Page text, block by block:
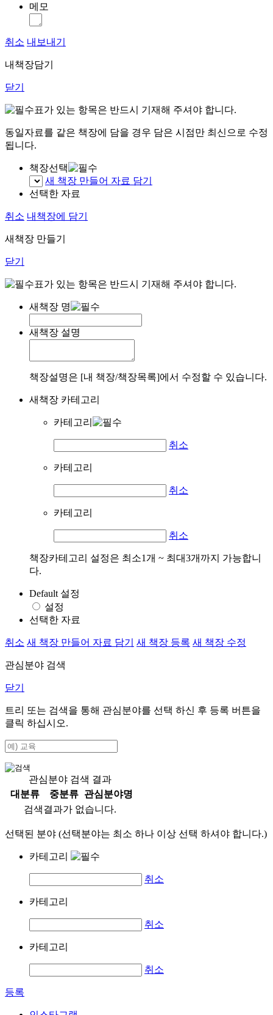
메모
취소 내보내기
내책장담기
닫기
표가 있는 항목은 반드시 기재해 주셔야 합니다.
동일자료를 같은 책장에 담을 경우 담은 시점만 최신으로 수정
됩니다.
책장선택
새 책장 만들어 자료 담기
선택한 자료
취소 내책장에 담기
새책장 만들기
닫기
표가 있는 항목은 반드시 기재해 주셔야 합니다.
새책장 명
새책장 설명
책장설명은 [내 책장/책장목록]에서 수정할 수 있습니다.
새책장 카테고리
카테고리
취소
카테고리
취소
카테고리
취소
책장카테고리 설정은 최소1개 ~ 최대3개까지 가능합니
다.
Default 설정
설정
선택한 자료
취소 새 책장 만들어 자료 담기 새 책장 등록 새 책장 수정
관심분야 검색
닫기
트리 또는 검색을 통해 관심분야를 선택 하신 후 등록 버튼을
클릭 하십시오.
관심분야 검색 결과
대분류
중분류
관심분야명
검색결과가 없습니다.
선택된 분야 (선택분야는 최소 하나 이상 선택 하셔야 합니다.)
카테고리
취소
카테고리
취소
카테고리
취소
등록